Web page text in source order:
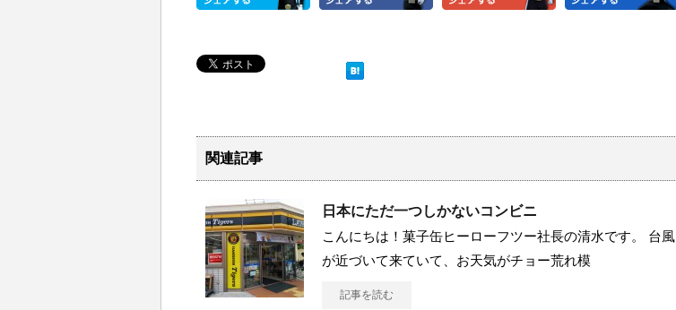
関連記事
日本にただ一つしかないコンビニ
こんにちは！菓子缶ヒーローフツー社長の清水です。 台風
が近づいて来ていて、お天気がチョー荒れ模
記事を読む